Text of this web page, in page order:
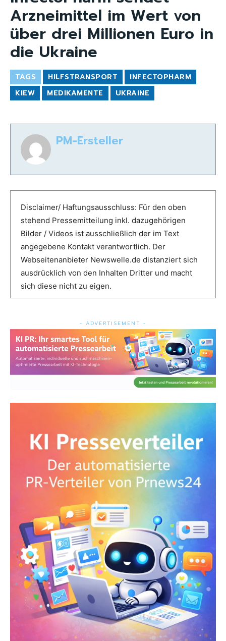
Arzneimittel im Wert von
über drei Millionen Euro in
die Ukraine
TAGS HILFSTRANSPORT
INFECTOPHARM
KIEW
MEDIKAMENTE UKRAINE
PM-Ersteller
Disclaimer/ Haftungsausschluss: Für den oben
stehend Pressemitteilung inkl. dazugehörigen
Bilder / Videos ist ausschließlich der im Text
angegebene Kontakt verantwortlich. Der
Webseitenanbieter Newswelle.de distanziert sich
ausdrücklich von den Inhalten Dritter und macht
sich diese nicht zu eigen.
- ADVERTISEMENT -